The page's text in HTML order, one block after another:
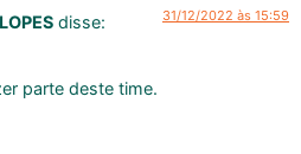
disse: 31/12/2022 às 15:59
parte deste time.